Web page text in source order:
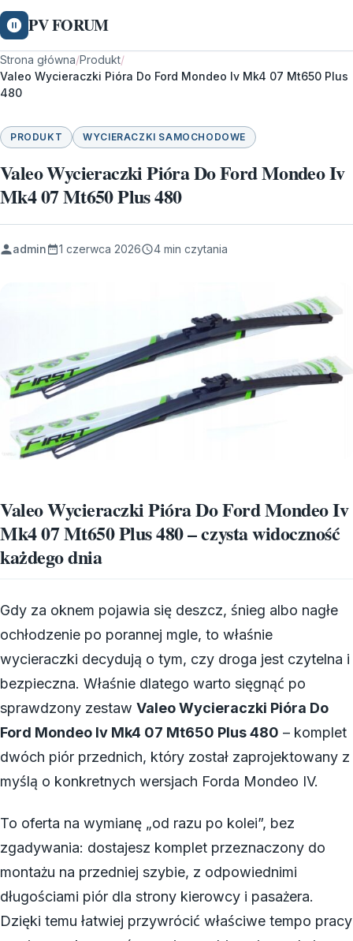
PV FORUM
Strona główna/Produkt/
Valeo Wycieraczki Pióra Do Ford Mondeo Iv Mk4 07 Mt650 Plus
480
PRODUKT WYCIERACZKI SAMOCHODOWE
Valeo Wycieraczki Pióra Do Ford Mondeo Iv
Mk4 07 Mt650 Plus 480
admin 1 czerwca 2026 4 min czytania
Valeo Wycieraczki Pióra Do Ford Mondeo Iv
Mk4 07 Mt650 Plus 480 – czysta widoczność
każdego dnia
Gdy za oknem pojawia się deszcz, śnieg albo nagłe
ochłodzenie po porannej mgle, to właśnie
wycieraczki decydują o tym, czy droga jest czytelna i
bezpieczna. Właśnie dlatego warto sięgnąć po
sprawdzony zestaw Valeo Wycieraczki Pióra Do
Ford Mondeo Iv Mk4 07 Mt650 Plus 480 – komplet
dwóch piór przednich, który został zaprojektowany z
myślą o konkretnych wersjach Forda Mondeo IV.
To oferta na wymianę „od razu po kolei”, bez
zgadywania: dostajesz komplet przeznaczony do
montażu na przedniej szybie, z odpowiednimi
długościami piór dla strony kierowcy i pasażera.
Dzięki temu łatwiej przywrócić właściwe tempo pracy